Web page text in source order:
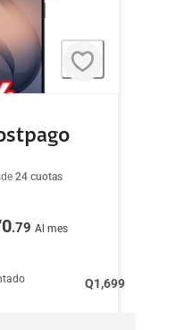
24 cuotas
.79 Al mes
Q1,699